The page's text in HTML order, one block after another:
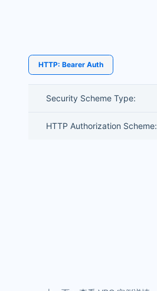
HTTP: Bearer Auth
Security Scheme Type:
HTTP Authorization Scheme: